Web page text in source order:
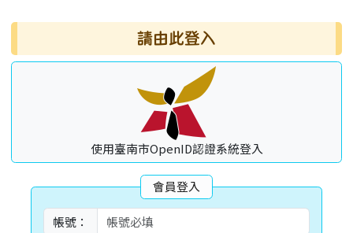
請由此登入
使用臺南市OpenID認證系統登入
會員登入
帳號：